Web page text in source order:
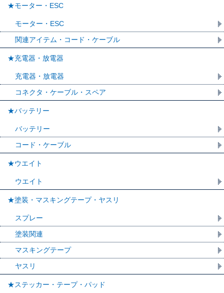
★モーター・ESC
モーター・ESC
関連アイテム・コード・ケーブル
★充電器・放電器
充電器・放電器
コネクタ・ケーブル・スペア
★バッテリー
バッテリー
コード・ケーブル
★ウエイト
ウエイト
★塗装・マスキングテープ・ヤスリ
スプレー
塗装関連
マスキングテープ
ヤスリ
★ステッカー・テープ・パッド